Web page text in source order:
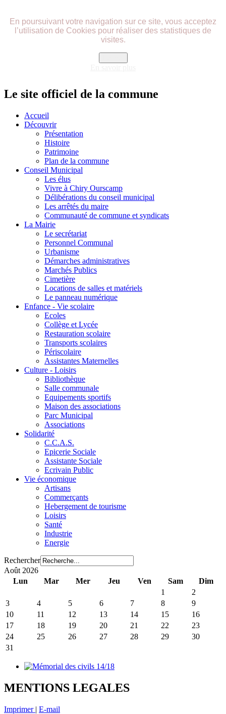
En poursuivant votre navigation sur ce site, vous acceptez
l’utilisation de Cookies pour réaliser des statistiques de
visites.
Le site officiel de la commune
Accueil
Découvrir
Présentation
Histoire
Patrimoine
Plan de la commune
Conseil Municipal
Les élus
Vivre à Chiry Ourscamp
Délibérations du conseil municipal
Les arrêtés du maire
Communauté de commune et syndicats
La Mairie
Le secrétariat
Personnel Communal
Urbanisme
Démarches administratives
Marchés Publics
Cimetière
Locations de salles et matériels
Le panneau numérique
Enfance - Vie scolaire
Ecoles
Collège et Lycée
Restauration scolaire
Transports scolaires
Périscolaire
Assistantes Maternelles
Culture - Loisirs
Bibliothèque
Salle communale
Equipements sportifs
Maison des associations
Parc Municipal
Associations
Solidarité
C.C.A.S.
Epicerie Sociale
Assistante Sociale
Ecrivain Public
Vie économique
Artisans
Commerçants
Hebergement de tourisme
Loisirs
Santé
Industrie
Energie
Rechercher
Août 2026
Lun
Mar Mer Jeu Ven Sam
Dim
1
2
3
4 5 6 7 8
9
10
11 12 13 14 15
16
17
18 19 20 21 22
23
24
25 26 27 28 29
30
31
MENTIONS LEGALES
Imprimer | E-mail